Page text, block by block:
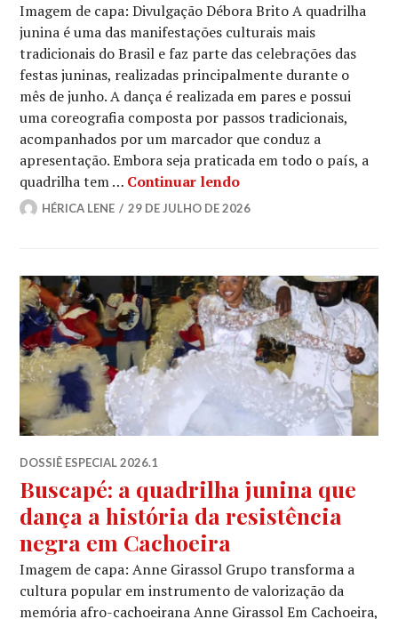
Imagem de capa: Divulgação Débora Brito A quadrilha
junina é uma das manifestações culturais mais
tradicionais do Brasil e faz parte das celebrações das
festas juninas, realizadas principalmente durante o
mês de junho. A dança é realizada em pares e possui
uma coreografia composta por passos tradicionais,
acompanhados por um marcador que conduz a
apresentação. Embora seja praticada em todo o país, a
quadrilha tem … Continuar lendoCultura popular: o
HÉRICA LENE 29 DE JULHO DE 2026
DOSSIÊ ESPECIAL 2026.1
Buscapé: a quadrilha junina que
dança a história da resistência
negra em Cachoeira
Imagem de capa: Anne Girassol Grupo transforma a
cultura popular em instrumento de valorização da
memória afro-cachoeirana Anne Girassol Em Cachoeira,